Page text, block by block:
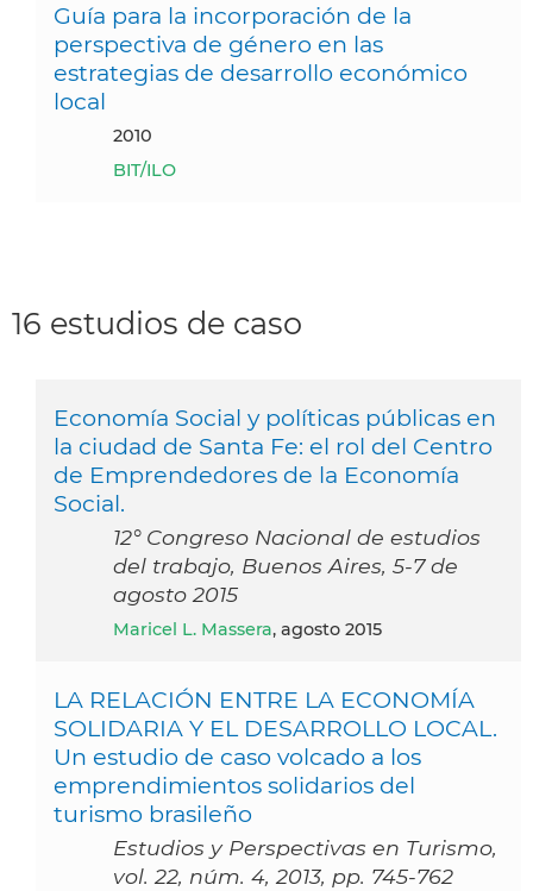
Guía para la incorporación de la
perspectiva de género en las
estrategias de desarrollo económico
local
2010
BIT/ILO
16 estudios de caso
Economía Social y políticas públicas en
la ciudad de Santa Fe: el rol del Centro
de Emprendedores de la Economía
Social.
12° Congreso Nacional de estudios
del trabajo, Buenos Aires, 5-7 de
agosto 2015
Maricel L. Massera, agosto 2015
LA RELACIÓN ENTRE LA ECONOMÍA
SOLIDARIA Y EL DESARROLLO LOCAL.
Un estudio de caso volcado a los
emprendimientos solidarios del
turismo brasileño
Estudios y Perspectivas en Turismo,
vol. 22, núm. 4, 2013, pp. 745-762